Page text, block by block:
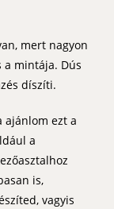
mert nagyon
a mintája. Dús
díszíti.
ajánlom ezt a
a
is,
vagyis